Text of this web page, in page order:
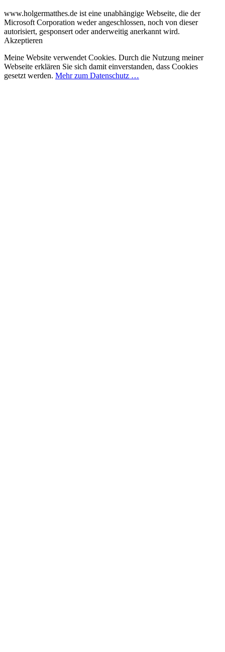
www.holgermatthes.de ist eine unabhängige Webseite, die der
Microsoft Corporation weder angeschlossen, noch von dieser
autorisiert, gesponsert oder anderweitig anerkannt wird.
Akzeptieren
Meine Website verwendet Cookies. Durch die Nutzung meiner
Webseite erklären Sie sich damit einverstanden, dass Cookies
gesetzt werden. Mehr zum Datenschutz …